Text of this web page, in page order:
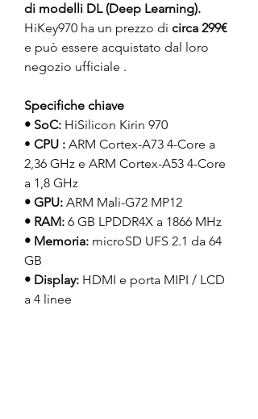
di modelli DL (Deep Learning).
HiKey970 ha un prezzo di circa 299€
e può essere acquistato dal loro
negozio ufficiale .
Specifiche chiave
• SoC: HiSilicon Kirin 970
• CPU : ARM Cortex-A73 4-Core a
2,36 GHz e ARM Cortex-A53 4-Core
a 1,8 GHz
• GPU: ARM Mali-G72 MP12
• RAM: 6 GB LPDDR4X a 1866 MHz
• Memoria: microSD UFS 2.1 da 64
GB
• Display: HDMI e porta MIPI / LCD
a 4 linee